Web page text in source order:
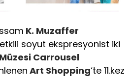
K. Muzaffer
soyut ekspresyonist iki
Carrousel
Art Shopping‘te 11.kez